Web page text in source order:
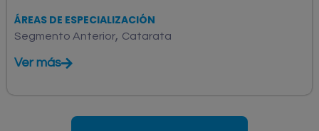
ÁREAS DE ESPECIALIZACIÓN
Segmento Anterior, Catarata
Ver más